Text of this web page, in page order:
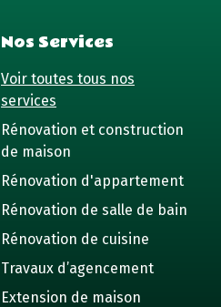
Nos Services
Voir toutes tous nos
services
Rénovation et construction
de maison
Rénovation d'appartement
Rénovation de salle de bain
Rénovation de cuisine
Travaux d’agencement
Extension de maison